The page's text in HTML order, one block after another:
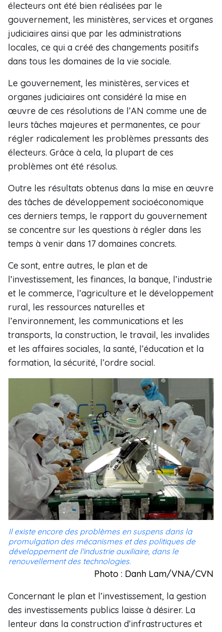
électeurs ont été bien réalisées par le
gouvernement, les ministères, services et organes
judiciaires ainsi que par les administrations
locales, ce qui a créé des changements positifs
dans tous les domaines de la vie sociale.
Le gouvernement, les ministères, services et
organes judiciaires ont considéré la mise en
œuvre de ces résolutions de l’AN comme une de
leurs tâches majeures et permanentes, ce pour
régler radicalement les problèmes pressants des
électeurs. Grâce à cela, la plupart de ces
problèmes ont été résolus.
Outre les résultats obtenus dans la mise en œuvre
des tâches de développement socioéconomique
ces derniers temps, le rapport du gouvernement
se concentre sur les questions à régler dans les
temps à venir dans 17 domaines concrets.
Ce sont, entre autres, le plan et de
l’investissement, les finances, la banque, l’industrie
et le commerce, l’agriculture et le développement
rural, les ressources naturelles et
l’environnement, les communications et les
transports, la construction, le travail, les invalides
et les affaires sociales, la santé, l’éducation et la
formation, la sécurité, l’ordre social.
Il existe encore des problèmes en suspens dans la
promulgation des mécanismes et des politiques de
développement de l'industrie auxiliaire, dans le
renouvellement des technologies.
Photo : Danh Lam/VNA/CVN
Concernant le plan et l’investissement, la gestion
des investissements publics laisse à désirer. La
lenteur dans la construction d’infrastructures et